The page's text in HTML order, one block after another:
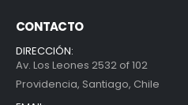
CONTACTO
DIRECCIÓN:
Av. Los Leones 2532 of 102
Providencia, Santiago, Chile